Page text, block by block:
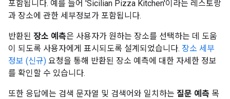
포함됩니다. 예를 들어 'Sicilian Pizza Kitchen'이라는 레스토랑
과 장소에 관한 세부정보가 포함됩니다.
반환된 장소 예측은 사용자가 원하는 장소를 선택하는 데 도움
이 되도록 사용자에게 표시되도록 설계되었습니다. 장소 세부
정보 (신규) 요청을 통해 반환된 장소 예측에 대한 자세한 정보
를 확인할 수 있습니다.
또한 응답에는 검색 문자열 및 검색어와 일치하는 질문 예측 목